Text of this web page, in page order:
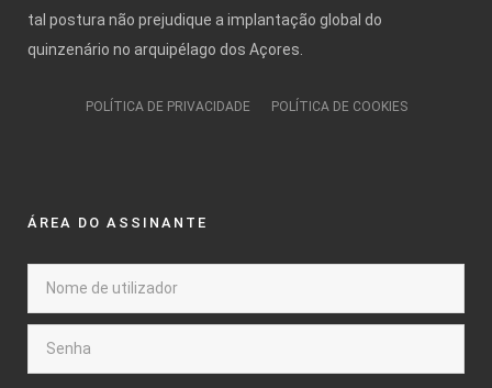
tal postura não prejudique a implantação global do
quinzenário no arquipélago dos Açores.
POLÍTICA DE PRIVACIDADE POLÍTICA DE COOKIES
ÁREA DO ASSINANTE